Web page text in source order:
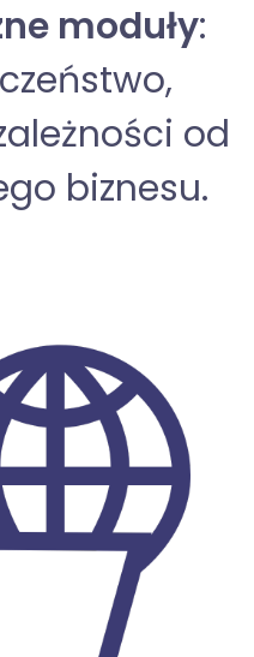
moduły:
od
biznesu.